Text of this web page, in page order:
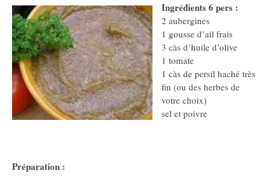
Ingrédients 6 pers :
2 aubergines
1 gousse d’ail frais
3 càs d’huile d’olive
1 tomate
1 càs de persil haché très
fin (ou des herbes de
votre choix)
sel et poivre
Préparation :